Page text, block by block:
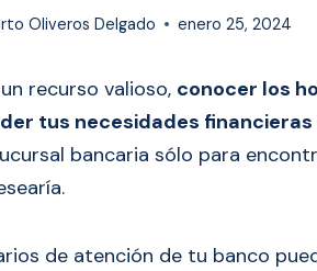
Oliveros Delgado enero 25, 2024
recurso valioso, conocer los
tus necesidades
bancaria sólo para
de atención de tu banco